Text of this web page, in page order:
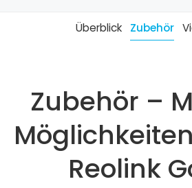
Überblick Zubehör
Zubehör –
Reolink